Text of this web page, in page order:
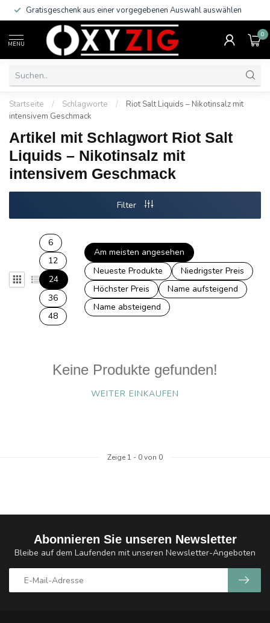
Gratisgeschenk aus einer vorgegebenen Auswahl auswählen
MENU
0
Startseite / Schlagworte /
Riot Salt Liquids – Nikotinsalz mit
intensivem Geschmack
Artikel mit Schlagwort Riot Salt
Liquids – Nikotinsalz mit
intensivem Geschmack
Filter
6
12
24
36
48
Am meisten angesehen
Neueste Produkte
Niedrigster Preis
Höchster Preis
Name aufsteigend
Name absteigend
Keine Produkte gefunden!
WEITER EINKAUFEN
Zeige 1 - 0von 0
Abonnieren Sie unseren Newsletter
Bleibe auf dem Laufenden mit unseren Newsletter-Angeboten